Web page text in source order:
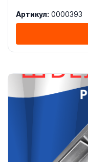
Артикул: 0000393